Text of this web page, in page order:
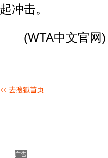
起冲击。
(WTA中文官网)
广告